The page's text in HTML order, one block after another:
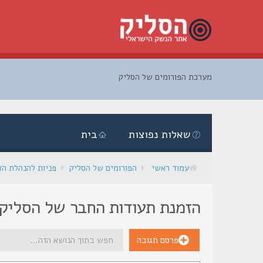
מערכת הפורומים של הסליק
בית שאלות נפוצות
עמוד ראשי הפורומים של הסליק פניות להנהלת
הזמנת תעודות החבר של
פרסם תגובה